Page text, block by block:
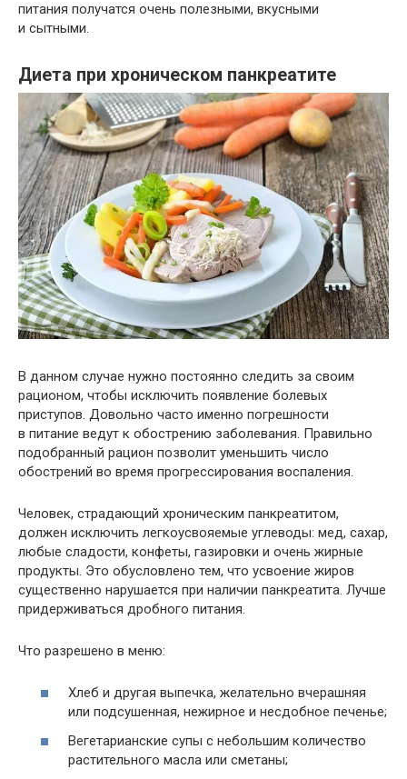
питания получатся очень полезными, вкусными
и сытными.
Диета при хроническом панкреатите
В данном случае нужно постоянно следить за своим
рационом, чтобы исключить появление болевых
приступов. Довольно часто именно погрешности
в питание ведут к обострению заболевания. Правильно
подобранный рацион позволит уменьшить число
обострений во время прогрессирования воспаления.
Человек, страдающий хроническим панкреатитом,
должен исключить легкоусвояемые углеводы: мед, сахар,
любые сладости, конфеты, газировки и очень жирные
продукты. Это обусловлено тем, что усвоение жиров
существенно нарушается при наличии панкреатита. Лучше
придерживаться дробного питания.
Что разрешено в меню:
Хлеб и другая выпечка, желательно вчерашняя
или подсушенная, нежирное и несдобное печенье;
Вегетарианские супы с небольшим количество
растительного масла или сметаны;